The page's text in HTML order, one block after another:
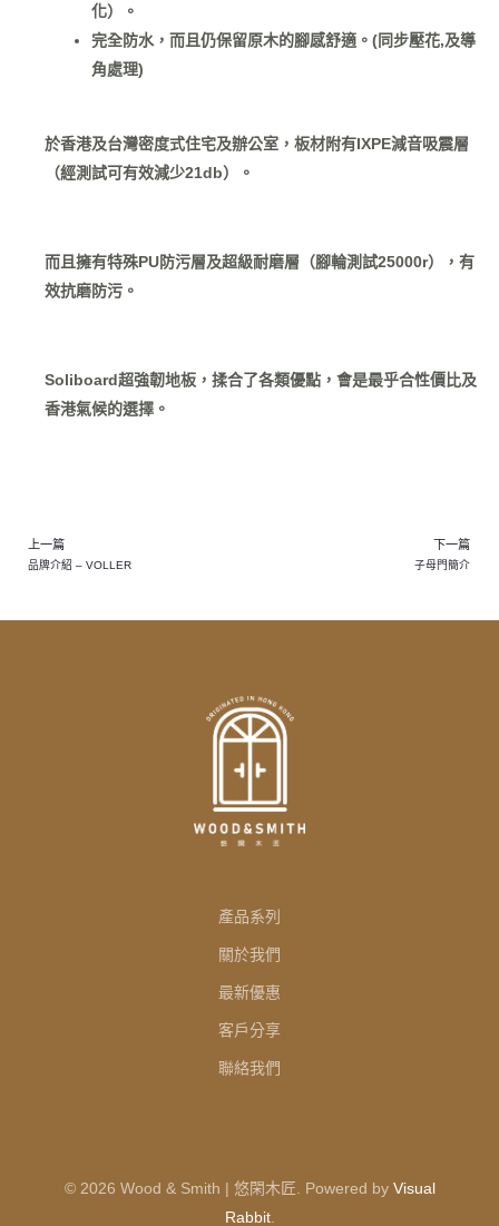
化）。
完全防水，而且仍保留原木的腳感舒適。(同步壓花,及導
角處理)
於香港及台灣密度式住宅及辦公室，板材附有IXPE減音吸震層
（經測試可有效減少21db）。
而且擁有特殊PU防污層及超級耐磨層（腳輪測試25000r），有
效抗磨防污。
Soliboard超強韌地板，揉合了各類優點，會是最乎合性價比及
香港氣候的選擇。
上一篇
品牌介紹 – VOLLER
下一篇
子母門簡介
產品系列
關於我們
最新優惠
客戶分享
聯絡我們
© 2026 Wood & Smith | 悠閑木匠. Powered by Visual
Rabbit.